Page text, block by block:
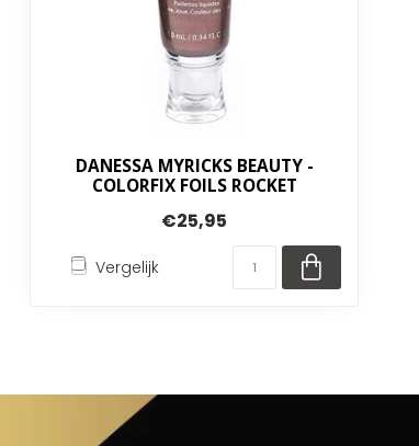
DANESSA MYRICKS BEAUTY -
COLORFIX FOILS ROCKET
€25,95
Vergelijk